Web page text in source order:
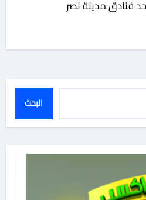
فنادق مدينة نصر
البحث